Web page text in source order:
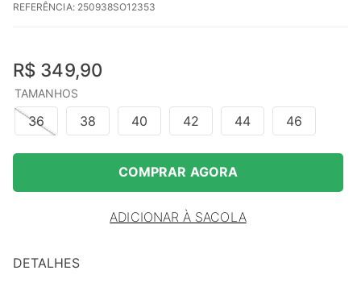
REFERÊNCIA: 250938SO12353
R$ 349,90
TAMANHOS
36 38 40 42 44 46
COMPRAR AGORA
ADICIONAR À SACOLA
DETALHES